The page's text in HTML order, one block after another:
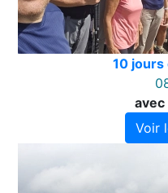
10 jours
avec
Voir